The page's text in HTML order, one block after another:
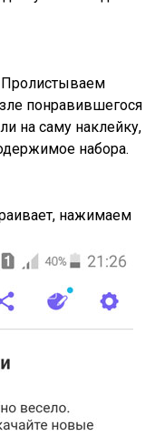
понравившегося
на саму наклейку,
набора.
нажимаем